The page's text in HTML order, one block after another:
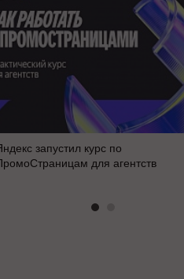
запустил курс по
для агентств